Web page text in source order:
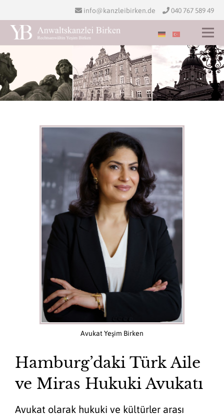
info@kanzleibirken.de 040 767 589 49
Avukat Yeşim Birken
Hamburg’daki Türk Aile
ve Miras Hukuki Avukatı
Avukat olarak hukuki ve kültürler arası